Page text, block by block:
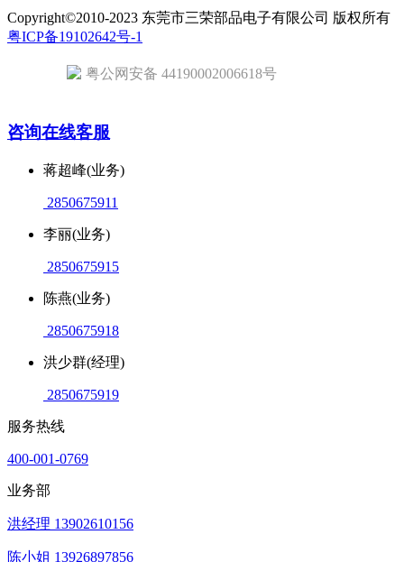
Copyright©2010-2023 东莞市三荣部品电子有限公司 版权所有
粤ICP备19102642号-1
粤公网安备 44190002006618号
咨询在线客服
蒋超峰(业务)
2850675911
李丽(业务)
2850675915
陈燕(业务)
2850675918
洪少群(经理)
2850675919
服务热线
400-001-0769
业务部
洪经理 13902610156
陈小姐 13926897856